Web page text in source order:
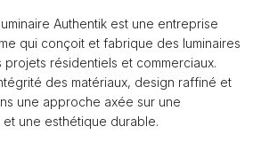
Authentik est une entreprise
qui conçoit et fabrique des luminaires
résidentiels et commerciaux.
des matériaux, design raffiné et
une approche axée sur une
une esthétique durable.